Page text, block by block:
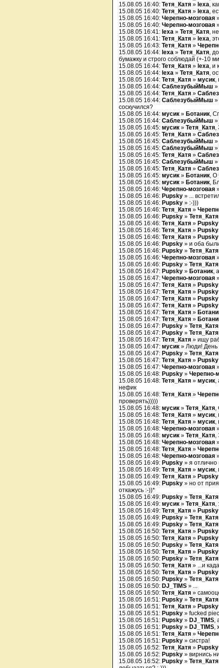
15.08.05 16:40: Тетя_Катя » lexa,
15.08.05 16:40: Тетя_Катя » lexa,
15.08.05 16:40: Черепно-мозговая
15.08.05 16:40: Черепно-мозговая
15.08.05 16:41: lexa » Тетя_Катя,
15.08.05 16:41: Тетя_Катя » lexa,
15.08.05 16:43: Тетя_Катя »
15.08.05 16:44: lexa » Тетя_Катя,
бумажку и строго соблюдай (+-10
15.08.05 16:44: Тетя_Катя » lexa, и
15.08.05 16:44: lexa » Тетя_Катя,
15.08.05 16:44: Тетя_Катя » мусик,
15.08.05 16:44: СаблезубыйМыш »
15.08.05 16:44: Тетя_Катя »
15.08.05 16:44: СаблезубыйМыш »
соскучился?
15.08.05 16:44: мусик » Ботаник,
15.08.05 16:44: СаблезубыйМыш »
15.08.05 16:45: мусик » Тетя_Катя,
15.08.05 16:45: Тетя_Катя »
15.08.05 16:45: СаблезубыйМыш »
15.08.05 16:45: СаблезубыйМыш »
15.08.05 16:45: Тетя_Катя »
15.08.05 16:45: СаблезубыйМыш »
15.08.05 16:45: Тетя_Катя »
15.08.05 16:45: мусик » Ботаник, О
15.08.05 16:45: мусик » Ботаник,
15.08.05 16:46: Черепно-мозговая
15.08.05 16:46: Pupsky » ...
15.08.05 16:46: Pupsky » :-)))
15.08.05 16:46: Тетя_Катя »
15.08.05 16:46: Pupsky » Тетя_Катя
15.08.05 16:46: Тетя_Катя » Pupsky
15.08.05 16:46: Тетя_Катя » Pupsky
15.08.05 16:46: Тетя_Катя » Pupsky
15.08.05 16:46: Pupsky » и оба
15.08.05 16:46: Pupsky » Тетя_Катя
15.08.05 16:46: Черепно-мозговая
15.08.05 16:46: Pupsky » Тетя_Катя
15.08.05 16:47: Pupsky » Ботаник,
15.08.05 16:47: Черепно-мозговая
15.08.05 16:47: Тетя_Катя » Pupsky
15.08.05 16:47: Тетя_Катя » Pupsky
15.08.05 16:47: Тетя_Катя » Pupsky
15.08.05 16:47: Тетя_Катя » Pupsky
15.08.05 16:47: Тетя_Катя »
15.08.05 16:47: Тетя_Катя »
15.08.05 16:47: Pupsky » Тетя_Катя
15.08.05 16:47: Pupsky » Тетя_Катя
15.08.05 16:47: Тетя_Катя » ищу
15.08.05 16:47: мусик » Люди! День
15.08.05 16:47: Pupsky » Тетя_Катя
15.08.05 16:47: Тетя_Катя » Pupsky
15.08.05 16:47: Черепно-мозговая
15.08.05 16:48: Pupsky » Черепно-
15.08.05 16:48: Тетя_Катя » мусик,
нефик
15.08.05 16:48: Тетя_Катя »
проверять)))))
15.08.05 16:48: мусик » Тетя_Катя,
15.08.05 16:48: Тетя_Катя » мусик,
15.08.05 16:48: Тетя_Катя » мусик,
15.08.05 16:48: Черепно-мозговая
15.08.05 16:48: мусик » Тетя_Катя,
15.08.05 16:48: Черепно-мозговая
15.08.05 16:48: Тетя_Катя »
15.08.05 16:48: Черепно-мозговая
15.08.05 16:49: Pupsky » я отлично
15.08.05 16:49: Тетя_Катя » мусик,
15.08.05 16:49: Тетя_Катя » Pupsky
15.08.05 16:49: Pupsky » но от
откажусь :-))*
15.08.05 16:49: Pupsky » Тетя_Катя
15.08.05 16:49: мусик » Тетя_Катя,
15.08.05 16:49: Тетя_Катя » Pupsky
15.08.05 16:49: Pupsky » Тетя_Катя
15.08.05 16:49: Pupsky » Тетя_Катя
15.08.05 16:50: Тетя_Катя » Pupsky
15.08.05 16:50: Тетя_Катя » Pupsky
15.08.05 16:50: Pupsky » Тетя_Катя
15.08.05 16:50: Тетя_Катя » Pupsky
15.08.05 16:50: Pupsky » Тетя_Катя
15.08.05 16:50: Тетя_Катя » ...и
15.08.05 16:50: Тетя_Катя » Pupsky
15.08.05 16:50: Pupsky » Тетя_Катя
15.08.05 16:50: DJ_TIMS » ...
15.08.05 16:50: Тетя_Катя »
15.08.05 16:51: Pupsky » Тетя_Катя
15.08.05 16:51: Тетя_Катя » Pupsky
15.08.05 16:51: Pupsky » fucked
15.08.05 16:51: Pupsky » DJ_TIMS,
15.08.05 16:51: Pupsky » DJ_TIMS,
15.08.05 16:51: Тетя_Катя »
15.08.05 16:51: Pupsky » систра!
15.08.05 16:52: Тетя_Катя » Pupsky
15.08.05 16:52: Pupsky » вирнись
15.08.05 16:52: Pupsky » Тетя_Катя